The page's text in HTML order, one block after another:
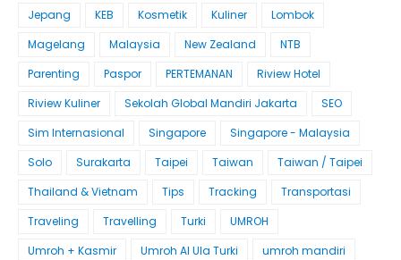
Jepang KEB Kosmetik Kuliner
Lombok
Magelang
Malaysia New Zealand
NTB
Parenting
Paspor PERTEMANAN
Riview Hotel
Riview Kuliner
Sekolah Global Mandiri Jakarta
SEO
Sim Internasional
Singapore
Singapore - Malaysia
Solo
Surakarta Taipei Taiwan
Taiwan / Taipei
Thailand & Vietnam
Tips Tracking
Transportasi
Traveling
Travelling Turki
UMROH
Umroh + Kasmir
Umroh Al Ula Turki
umroh mandiri